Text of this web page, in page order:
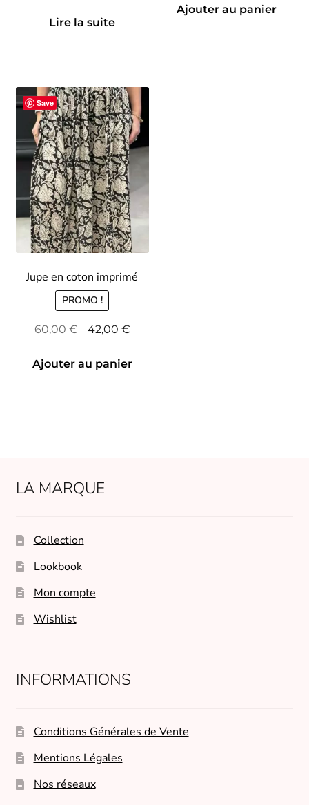
initial
Lire la suite
initial
actuel
Ajouter au panier
Save
Jupe en coton imprimé
PROMO !
60,00€
Le
initial
42,00 €Le
actuel
Ajouter au panier
LA MARQUE
Collection
Lookbook
Mon compte
Wishlist
INFORMATIONS
Conditions Générales de Vente
Mentions Légales
Nos réseaux